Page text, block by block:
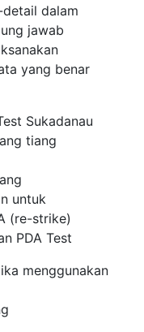
dalam
jawab
yang benar
Sukadanau
tiang
untuk
(re-strike)
PDA Test
menggunakan